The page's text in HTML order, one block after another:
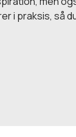
i praksis, så